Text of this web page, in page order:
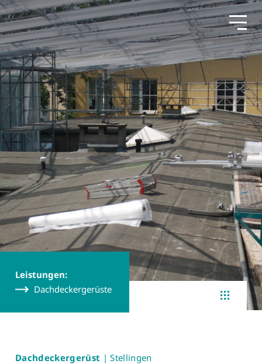
Leistungen:
Dachdeckergerüste
Dachdeckergerüst | Stellingen